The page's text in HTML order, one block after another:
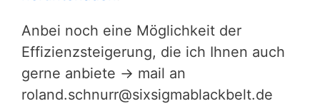
Anbei noch eine Möglichkeit der
Effizienzsteigerung, die ich Ihnen auch
gerne anbiete -> mail an
roland.schnurr@sixsigmablackbelt.de